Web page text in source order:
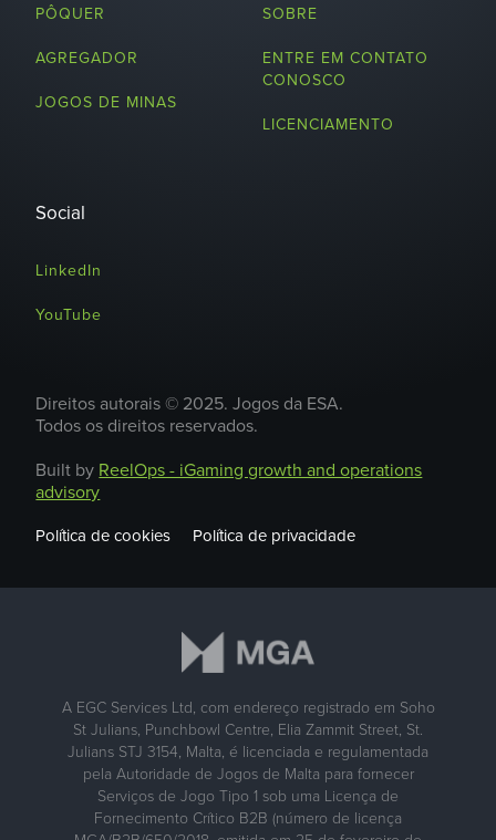
PÔQUER
AGREGADOR
JOGOS DE MINAS
SOBRE
ENTRE EM CONTATO
CONOSCO
LICENCIAMENTO
Social
LinkedIn
YouTube
Direitos autorais © 2025. Jogos da ESA.
Todos os direitos reservados.
Built by ReelOps - iGaming growth and operations
advisory
Política de cookies Política de privacidade
A EGC Services Ltd, com endereço registrado em Soho
St Julians, Punchbowl Centre, Elia Zammit Street, St.
Julians STJ 3154, Malta, é licenciada e regulamentada
pela Autoridade de Jogos de Malta para fornecer
Serviços de Jogo Tipo 1 sob uma Licença de
Fornecimento Crítico B2B (número de licença